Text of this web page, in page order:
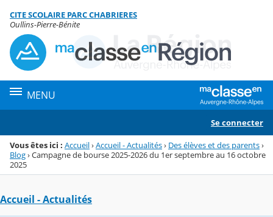
Menu de la rubrique
Contenu
CITE SCOLAIRE PARC CHABRIERES
Oullins-Pierre-Bénite
MENU
Se connecter
Vous êtes ici : Accueil›Accueil - Actualités› Des élèves et des parents›
Blog›Campagne de bourse 2025-2026 du 1er septembre au 16 octobre
2025
Accueil - Actualités